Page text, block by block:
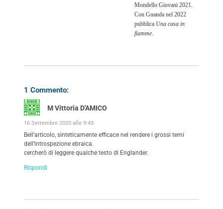
Mondello Giovani 2021.
Con Guanda nel 2022
pubblica Una casa in
fiamme.
1 Commento:
M Vittoria D'AMICO
16 Settembre 2020 alle 9:43
Bell’articolo, sinteticamente efficace nel rendere i grossi temi
dell’introspezione ebraica.
cercherò di leggere qualche testo di Englander.
Rispondi